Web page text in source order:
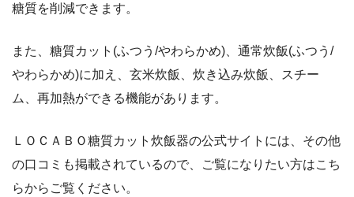
糖質を削減できます。
また、糖質カット(ふつう/やわらかめ)、通常炊飯(ふつう/
やわらかめ)に加え、玄米炊飯、炊き込み炊飯、スチー
ム、再加熱ができる機能があります。
ＬＯＣＡＢＯ糖質カット炊飯器の公式サイトには、その他
の口コミも掲載されているので、ご覧になりたい方はこち
らからご覧ください。